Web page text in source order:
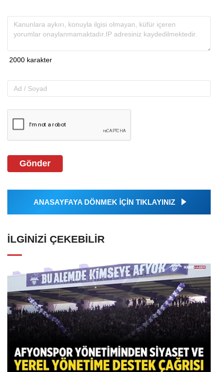
Gönder
ANASAYFAYA DÖNMEK İÇİN TIKLAYINIZ
İLGINIZI ÇEKEBILIR